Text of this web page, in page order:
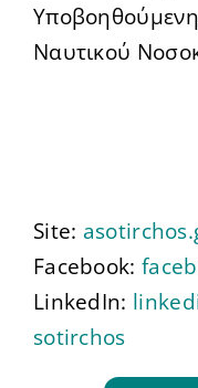
Ναυτικού
Site:
Facebook:
LinkedIn:
sotirchos